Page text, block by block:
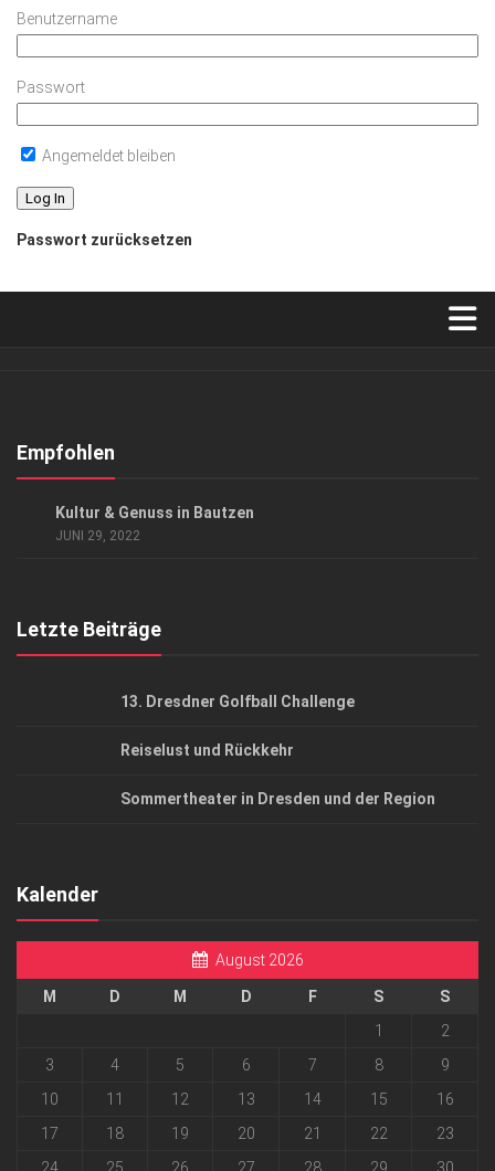
Benutzername
Passwort
Angemeldet bleiben
Passwort zurücksetzen
Kontakt, Impressum
Empfohlen
Kultur & Genuss in Bautzen
JUNI 29, 2022
Letzte Beiträge
13. Dresdner Golfball Challenge
Reiselust und Rückkehr
Sommertheater in Dresden und der Region
Kalender
August 2026
M D M D F S
S
1
2
3
4 5 6 7 8
9
10
11 12 13 14 15
16
17
18 19 20 21 22
23
24
25 26 27 28 29 30